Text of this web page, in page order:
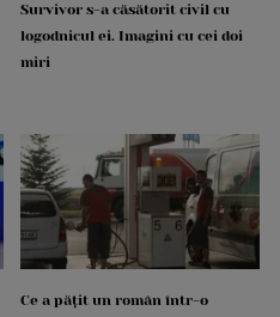
Survivor s-a căsătorit civil cu
logodnicul ei. Imagini cu cei doi
miri
Ce a pățit un român într-o